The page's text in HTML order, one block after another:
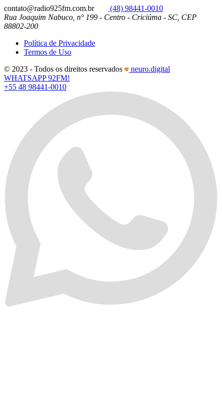
contato@radio925fm.com.br
(48) 98441-0010
Rua Joaquim Nabuco, n° 199 - Centro - Criciúma - SC, CEP
88802-200
Política de Privacidade
Termos de Uso
© 2023 - Todos os direitos reservados
neuro.digital
WHATSAPP 92FM!
+55 48 98441-0010